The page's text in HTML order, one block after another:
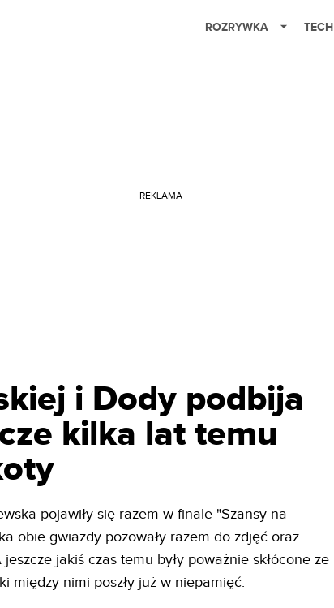
ROZRYWKA TECH
REKLAMA
i Dody podbija
kilka lat temu
pojawiły się razem w finale "Szansy na
obie gwiazdy pozowały razem do zdjęć oraz
jakiś czas temu były poważnie skłócone ze
między nimi poszły już w niepamięć.